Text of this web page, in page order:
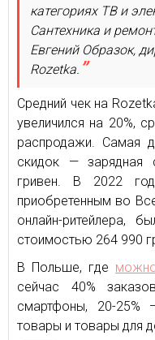
категориях ТВ и
Сантехника и
Евгений Образок,
Rozetka.
Средний чек на
увеличился на 20%,
распродажи. Самая
скидок — зарядная
гривен. В 2022
приобретенным во
онлайн-ритейлера,
стоимостью 264 990
В Польше, где
сейчас 40%
смартфоны, 20-25%
товары и товары для